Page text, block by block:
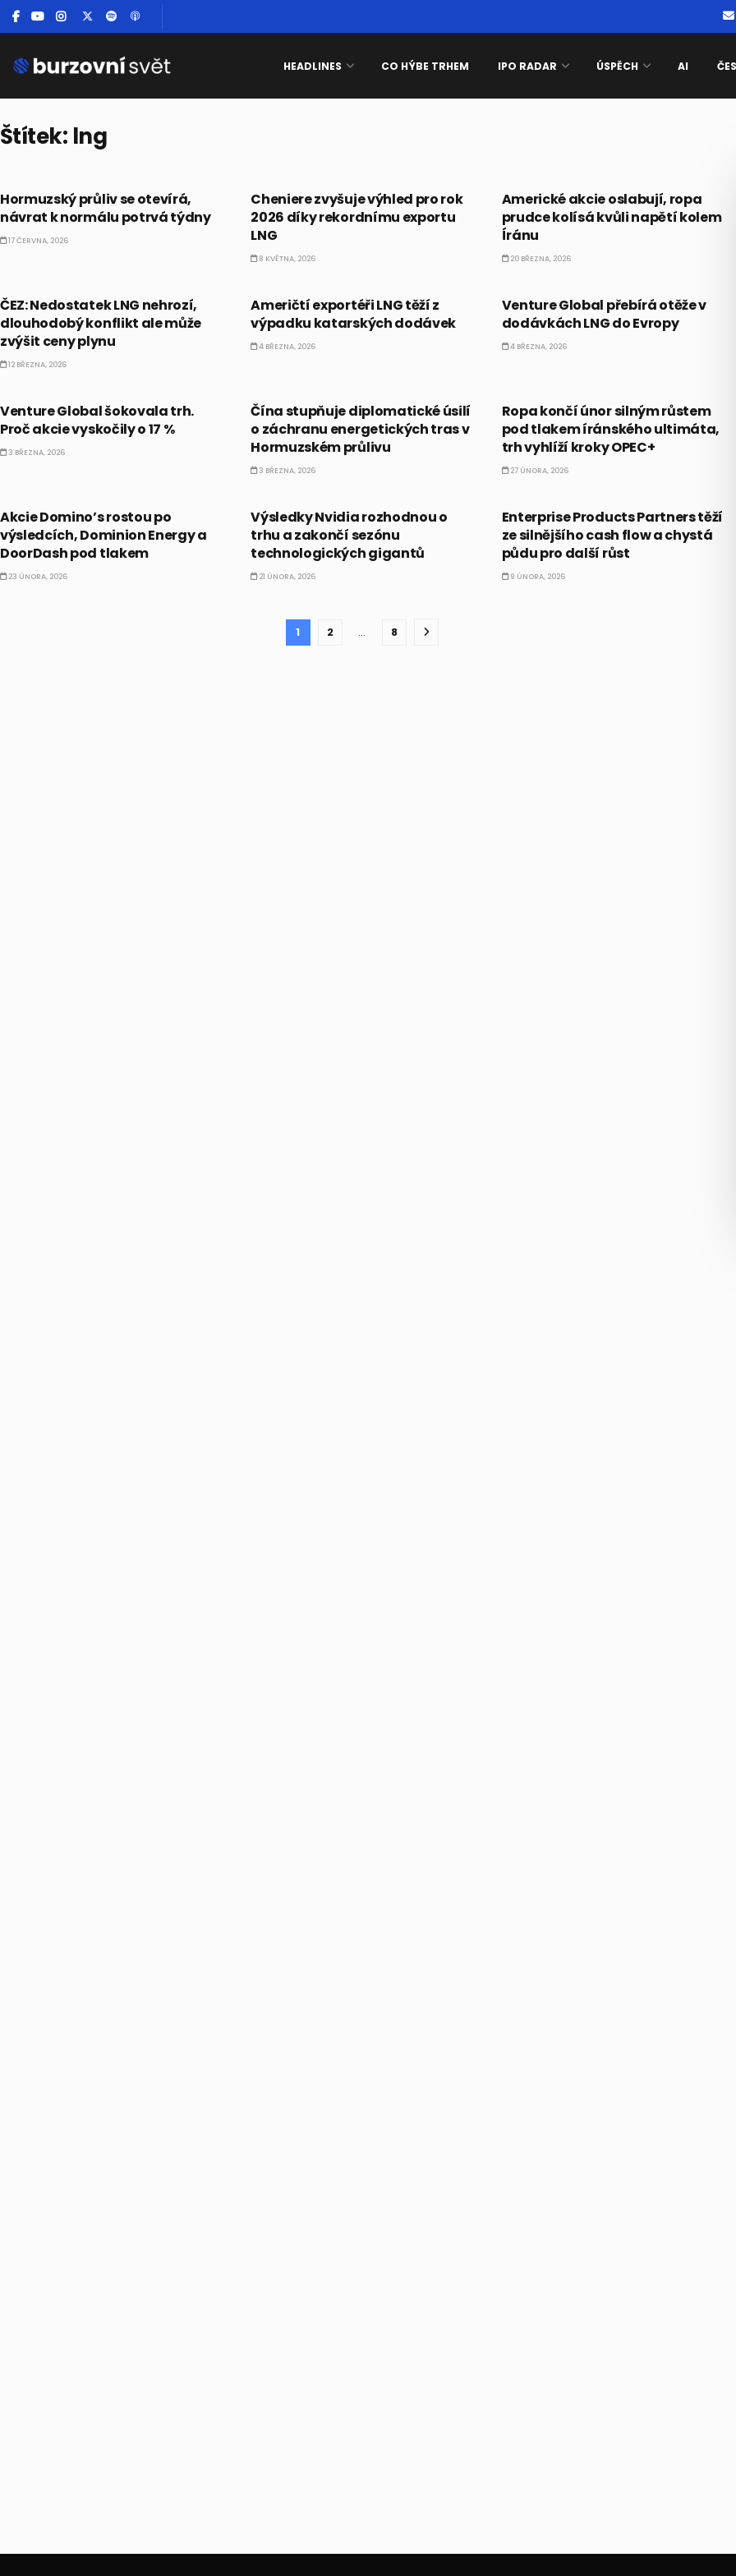
HEADLINES CO HÝBE TRHEM IPO RADAR ÚSPĚCH AI
Štítek: lng
Hormuzský průliv se otevírá,
návrat k normálu potrvá týdny
17 ČERVNA, 2026
Cheniere zvyšuje výhled pro rok
2026 díky rekordnímu exportu
LNG
8 KVĚTNA, 2026
Americké akcie oslabují, ropa
prudce kolísá kvůli napětí kolem
Íránu
20 BŘEZNA, 2026
ČEZ: Nedostatek LNG nehrozí,
dlouhodobý konflikt ale může
zvýšit ceny plynu
12 BŘEZNA, 2026
Američtí exportéři LNG těží z
výpadku katarských dodávek
4 BŘEZNA, 2026
Venture Global přebírá otěže v
dodávkách LNG do Evropy
4 BŘEZNA, 2026
Venture Global šokovala trh.
Proč akcie vyskočily o 17 %
3 BŘEZNA, 2026
Čína stupňuje diplomatické úsilí
o záchranu energetických tras v
Hormuzském průlivu
3 BŘEZNA, 2026
Ropa končí únor silným růstem
pod tlakem íránského ultimáta,
trh vyhlíží kroky OPEC+
27 ÚNORA, 2026
Akcie Domino’s rostou po
výsledcích, Dominion Energy a
DoorDash pod tlakem
23 ÚNORA, 2026
Výsledky Nvidia rozhodnou o
trhu a zakončí sezónu
technologických gigantů
21 ÚNORA, 2026
Enterprise Products Partners těží
ze silnějšího cash flow a chystá
půdu pro další růst
9 ÚNORA, 2026
1 2 … 8